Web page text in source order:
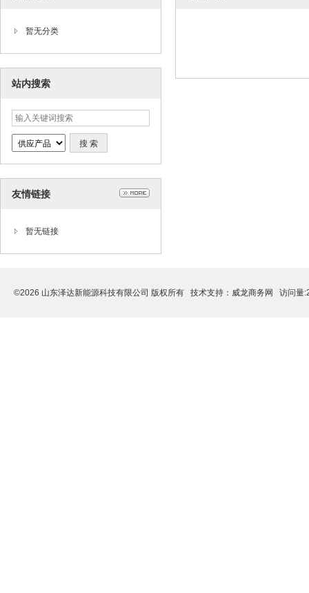
暂无分类
站内搜索
友情链接
暂无链接
©2026 山东泽达新能源科技有限公司 版权所有 技术支持： 威龙商务网 访问量